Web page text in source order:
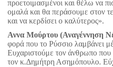
προετοιμασμένοι και θέλω να
ομαλά και θα περάσουμε στον
και να κερδίσει ο καλύτερος».
Αννα Μούρτου (Αναγέννηση
φορά που το Ρύσσιο λαμβάνει
Ευχαριστούμε τον άνθρωπο που
τον κ.Δημήτρη Ασημόπουλο.